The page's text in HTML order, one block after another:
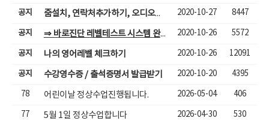
공지 줌설치, 연락처추가하기, 오디오체크, 줌체팅으로 수업하기 2020-10-27 8447
공지 ⇒ 바로진단 레벨테스트 시스템 완비 2020-10-26 5572
공지 나의 영어레벨 체크하기 2020-10-26 12091
공지 수강영수증 / 출석증명서 발급받기 2020-10-20 4395
78 어린이날 정상수업진행됩니다. 2026-05-04 406
77 5월 1일 정상수업합니다 2026-04-30 530